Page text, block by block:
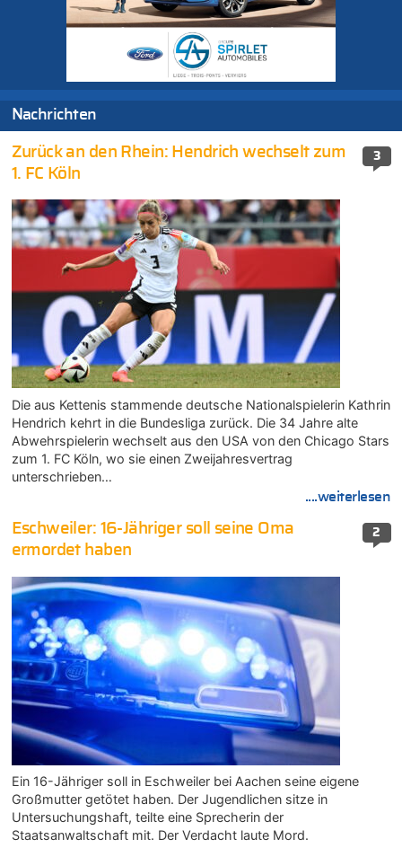
Nachrichten
3
Zurück an den Rhein: Hendrich wechselt zum
1. FC Köln
Die aus Kettenis stammende deutsche Nationalspielerin Kathrin
Hendrich kehrt in die Bundesliga zurück. Die 34 Jahre alte
Abwehrspielerin wechselt aus den USA von den Chicago Stars
zum 1. FC Köln, wo sie einen Zweijahresvertrag
unterschrieben…
....weiterlesen
2
Eschweiler: 16-Jähriger soll seine Oma
ermordet haben
Ein 16-Jähriger soll in Eschweiler bei Aachen seine eigene
Großmutter getötet haben. Der Jugendlichen sitze in
Untersuchungshaft, teilte eine Sprecherin der
Staatsanwaltschaft mit. Der Verdacht laute Mord.